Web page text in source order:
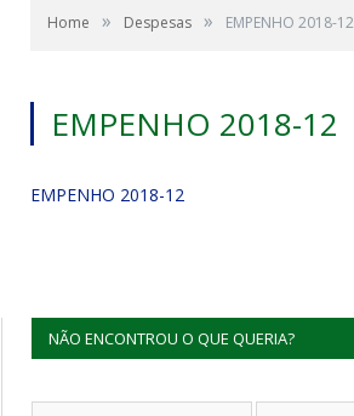
Home » Despesas » EMPENHO 2018-12
EMPENHO 2018-12
EMPENHO 2018-12
NÃO ENCONTROU O QUE QUERIA?